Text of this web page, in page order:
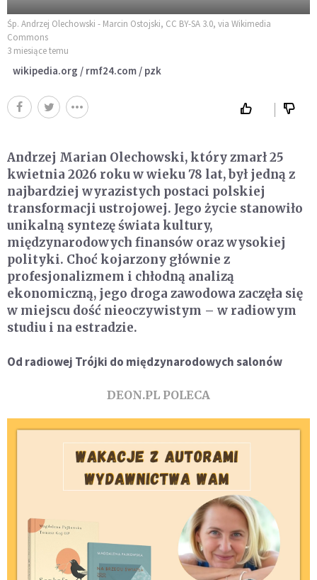
Śp. Andrzej Olechowski - Marcin Ostojski, CC BY-SA 3.0, via Wikimedia
Commons
3 miesiące temu
wikipedia.org / rmf24.com / pzk
Andrzej Marian Olechowski, który zmarł 25
kwietnia 2026 roku w wieku 78 lat, był jedną z
najbardziej wyrazistych postaci polskiej
transformacji ustrojowej. Jego życie stanowiło
unikalną syntezę świata kultury,
międzynarodowych finansów oraz wysokiej
polityki. Choć kojarzony głównie z
profesjonalizmem i chłodną analizą
ekonomiczną, jego droga zawodowa zaczęła się
w miejscu dość nieoczywistym – w radiowym
studiu i na estradzie.
Od radiowej Trójki do międzynarodowych salonów
DEON.PL POLECA